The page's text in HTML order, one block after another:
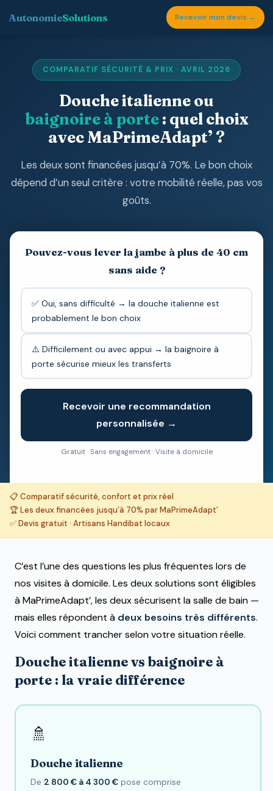
AutonomieSolutions Recevoir mon devis →
COMPARATIF SÉCURITÉ & PRIX · AVRIL 2026
Douche italienne ou
baignoire à porte: quel choix
avec MaPrimeAdapt’ ?
Les deux sont financées jusqu’à 70%. Le bon choix
dépend d’un seul critère : votre mobilité réelle, pas vos
goûts.
Pouvez-vous lever la jambe à plus de 40 cm
sans aide ?
✅ Oui, sans difficulté → la douche italienne est
probablement le bon choix
⚠️ Difficilement ou avec appui → la baignoire à
porte sécurise mieux les transferts
Recevoir une recommandation
personnalisée →
Gratuit · Sans engagement · Visite à domicile
📋 Comparatif sécurité, confort et prix réel
🏆 Les deux financées jusqu’à 70% par MaPrimeAdapt’
✅ Devis gratuit · Artisans Handibat locaux
C’est l’une des questions les plus fréquentes lors de
nos visites à domicile. Les deux solutions sont éligibles
à MaPrimeAdapt’, les deux sécurisent la salle de bain —
mais elles répondent à deux besoins très différents.
Voici comment trancher selon votre situation réelle.
Douche italienne vs baignoire à
porte : la vraie différence
🚿
Douche italienne
De 2 800 € à 4 300 €pose comprise